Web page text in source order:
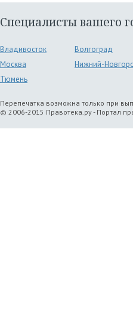
Специалисты вашего
Владивосток
Волгоград
Москва
Нижний-
Тюмень
Перепечатка возможна только при
© 2006-2015 Правотека.ру - Портал